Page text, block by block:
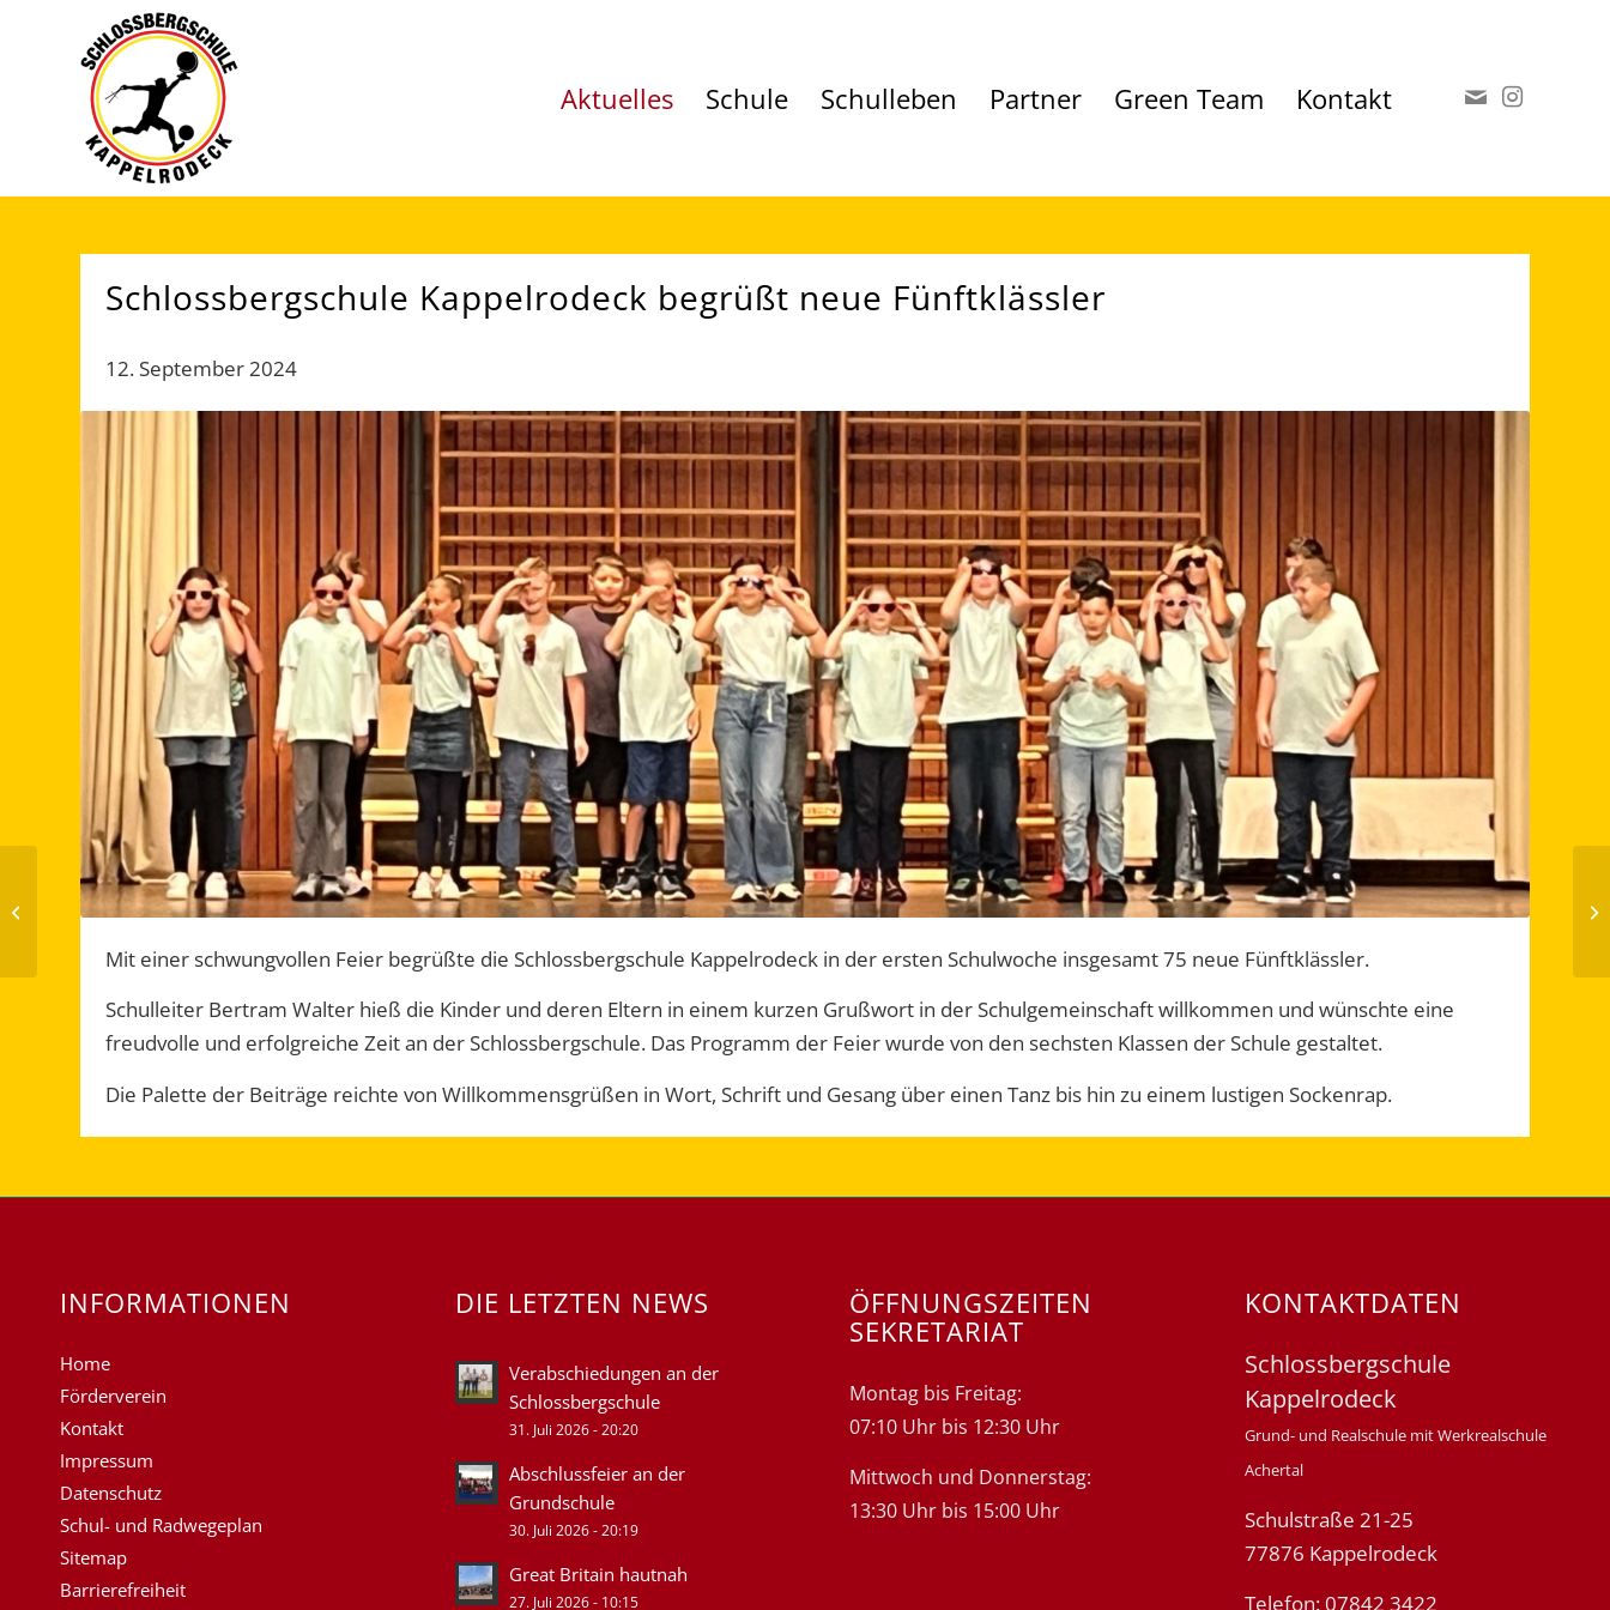
Aktuelles Schule Schulleben Partner Green Team Kontakt
Schlossbergschule Kappelrodeck begrüßt neue Fünftklässler
12. September 2024
Mit einer schwungvollen Feier begrüßte die Schlossbergschule Kappelrodeck in der ersten Schulwoche insgesamt 75 neue Fünftklässler.
Schulleiter Bertram Walter hieß die Kinder und deren Eltern in einem kurzen Grußwort in der Schulgemeinschaft willkommen und wünschte eine
freudvolle und erfolgreiche Zeit an der Schlossbergschule. Das Programm der Feier wurde von den sechsten Klassen der Schule gestaltet.
Die Palette der Beiträge reichte von Willkommensgrüßen in Wort, Schrift und Gesang über einen Tanz bis hin zu einem lustigen Sockenrap.
INFORMATIONEN
Home
Förderverein
Kontakt
Impressum
Datenschutz
Schul- und Radwegeplan
Sitemap
Barrierefreiheit
DIE LETZTEN NEWS
Verabschiedungen an der
Schlossbergschule
31. Juli 2026 - 20:20
Abschlussfeier an der
Grundschule
30. Juli 2026 - 20:19
Great Britain hautnah
27. Juli 2026 - 10:15
ÖFFNUNGSZEITEN
SEKRETARIAT
Montag bis Freitag:
07:10 Uhr bis 12:30 Uhr
Mittwoch und Donnerstag:
13:30 Uhr bis 15:00 Uhr
KONTAKTDATEN
Schlossbergschule
Kappelrodeck
Grund- und Realschule mit Werkrealschule
Achertal
Schulstraße 21-25
77876 Kappelrodeck
Telefon: 07842 3422
Unterrichtsbeginn nach
den Sommerferien